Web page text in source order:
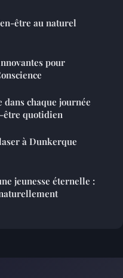
être au naturel
pour
chaque journée
être quotidien
à Dunkerque
jeunesse éternelle :